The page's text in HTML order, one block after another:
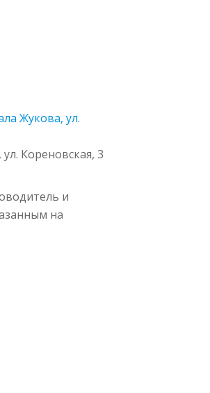
Жукова, ул.
Кореновская, 3
и
на